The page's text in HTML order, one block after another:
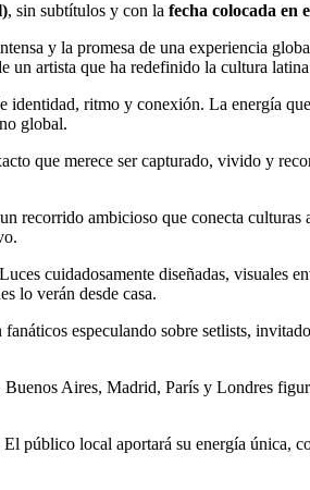
, sin subtítulos y con la fecha colocada en
y la promesa de una experiencia
artista que ha redefinido la cultura
ritmo y conexión. La energía
global.
que merece ser capturado, vivido y
recorrido ambicioso que conecta
cuidadosamente diseñadas,
lo verán desde casa.
especulando sobre setlists,
Aires, Madrid, París y Londres
público local aportará su energía